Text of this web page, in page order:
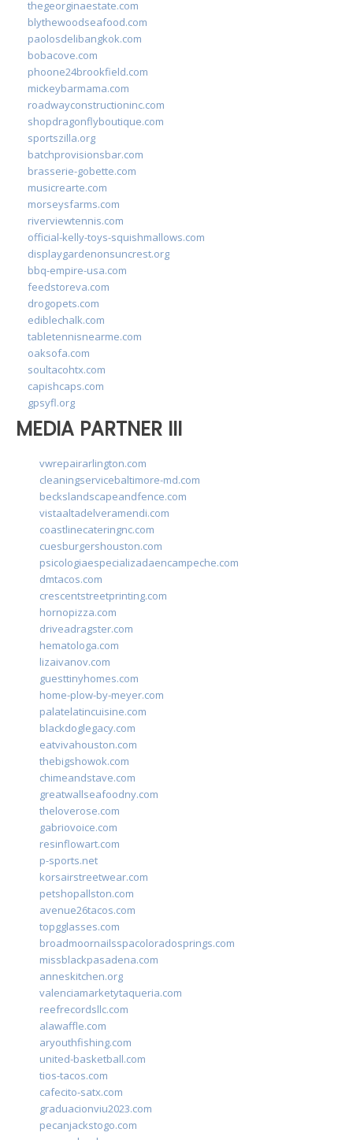
thegeorginaestate.com
blythewoodseafood.com
paolosdelibangkok.com
bobacove.com
phoone24brookfield.com
mickeybarmama.com
roadwayconstructioninc.com
shopdragonflyboutique.com
sportszilla.org
batchprovisionsbar.com
brasserie-gobette.com
musicrearte.com
morseysfarms.com
riverviewtennis.com
official-kelly-toys-squishmallows.com
displaygardenonsuncrest.org
bbq-empire-usa.com
feedstoreva.com
drogopets.com
ediblechalk.com
tabletennisnearme.com
oaksofa.com
soultacohtx.com
capishcaps.com
gpsyfl.org
MEDIA PARTNER III
vwrepairarlington.com
cleaningservicebaltimore-md.com
beckslandscapeandfence.com
vistaaltadelveramendi.com
coastlinecateringnc.com
cuesburgershouston.com
psicologiaespecializadaencampeche.com
dmtacos.com
crescentstreetprinting.com
hornopizza.com
driveadragster.com
hematologa.com
lizaivanov.com
guesttinyhomes.com
home-plow-by-meyer.com
palatelatincuisine.com
blackdoglegacy.com
eatvivahouston.com
thebigshowok.com
chimeandstave.com
greatwallseafoodny.com
theloverose.com
gabriovoice.com
resinflowart.com
p-sports.net
korsairstreetwear.com
petshopallston.com
avenue26tacos.com
topgglasses.com
broadmoornailsspacoloradosprings.com
missblackpasadena.com
anneskitchen.org
valenciamarketytaqueria.com
reefrecordsllc.com
alawaffle.com
aryouthfishing.com
united-basketball.com
tios-tacos.com
cafecito-satx.com
graduacionviu2023.com
pecanjackstogo.com